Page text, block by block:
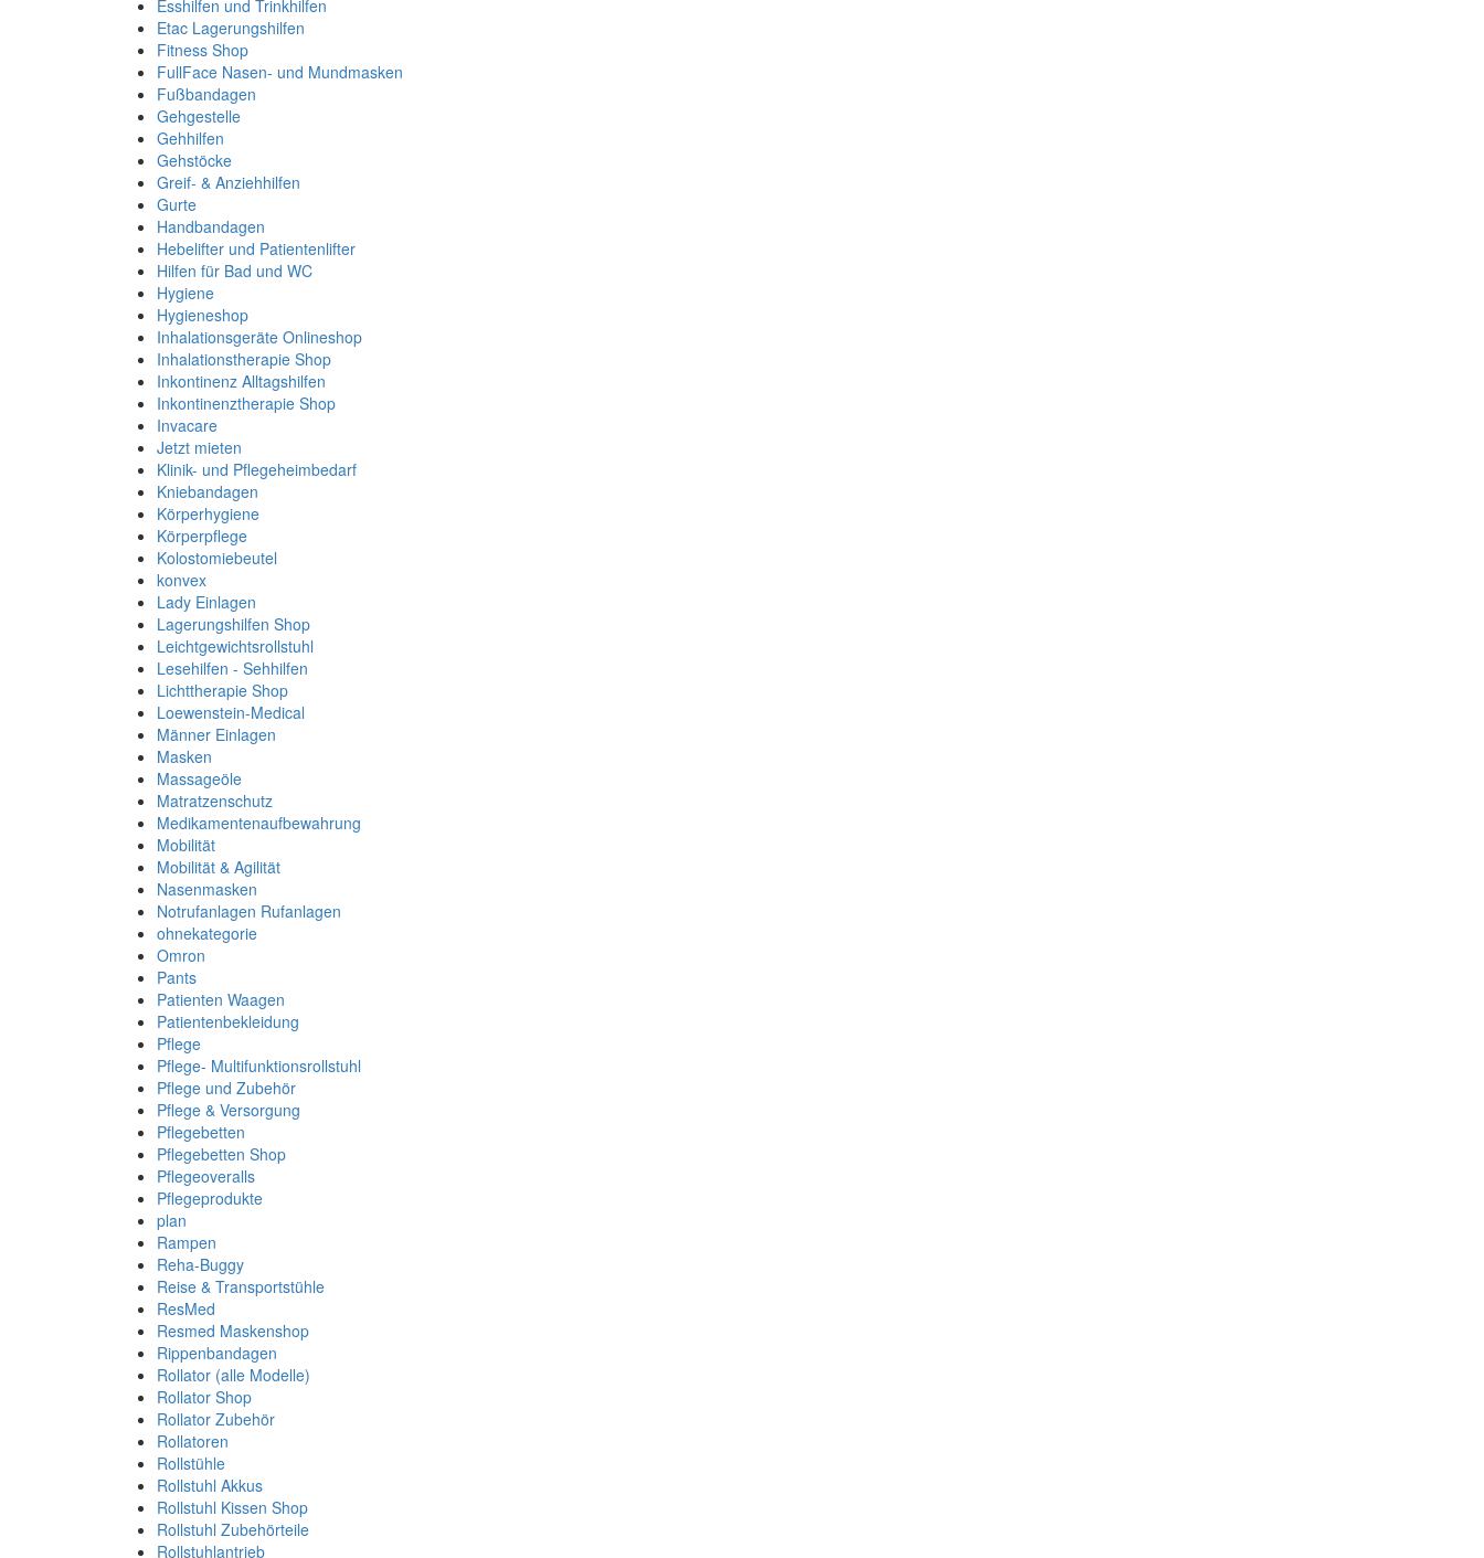
Esshilfen und Trinkhilfen
Etac Lagerungshilfen
Fitness Shop
FullFace Nasen- und Mundmasken
Fußbandagen
Gehgestelle
Gehhilfen
Gehstöcke
Greif- & Anziehhilfen
Gurte
Handbandagen
Hebelifter und Patientenlifter
Hilfen für Bad und WC
Hygiene
Hygieneshop
Inhalationsgeräte Onlineshop
Inhalationstherapie Shop
Inkontinenz Alltagshilfen
Inkontinenztherapie Shop
Invacare
Jetzt mieten
Klinik- und Pflegeheimbedarf
Kniebandagen
Körperhygiene
Körperpflege
Kolostomiebeutel
konvex
Lady Einlagen
Lagerungshilfen Shop
Leichtgewichtsrollstuhl
Lesehilfen - Sehhilfen
Lichttherapie Shop
Loewenstein-Medical
Männer Einlagen
Masken
Massageöle
Matratzenschutz
Medikamentenaufbewahrung
Mobilität
Mobilität & Agilität
Nasenmasken
Notrufanlagen Rufanlagen
ohnekategorie
Omron
Pants
Patienten Waagen
Patientenbekleidung
Pflege
Pflege- Multifunktionsrollstuhl
Pflege und Zubehör
Pflege & Versorgung
Pflegebetten
Pflegebetten Shop
Pflegeoveralls
Pflegeprodukte
plan
Rampen
Reha-Buggy
Reise & Transportstühle
ResMed
Resmed Maskenshop
Rippenbandagen
Rollator (alle Modelle)
Rollator Shop
Rollator Zubehör
Rollatoren
Rollstühle
Rollstuhl Akkus
Rollstuhl Kissen Shop
Rollstuhl Zubehörteile
Rollstuhlantrieb